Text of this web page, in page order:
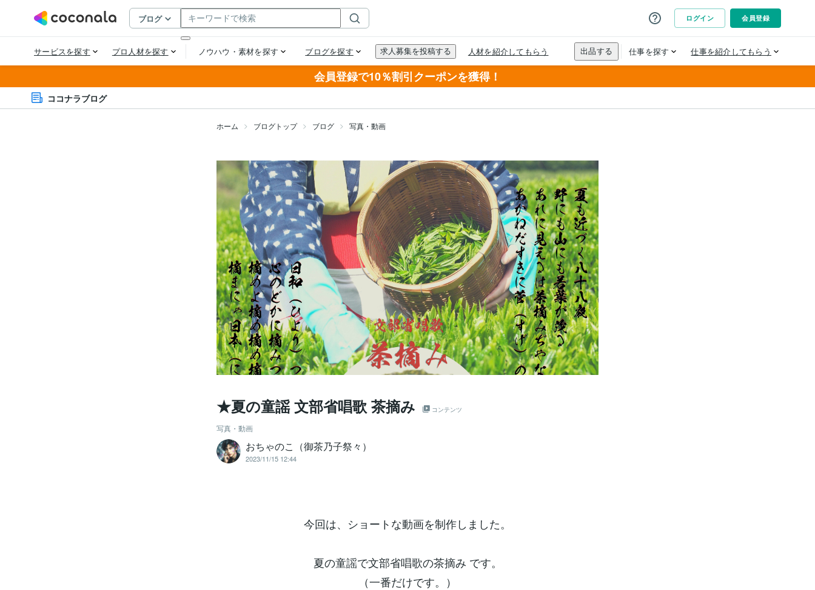
会員登録で10％割引クーポンを獲得！
ココナラブログ
ホーム ブログトップ ブログ 写真・動画
★夏の童謡 文部省唱歌 茶摘み コンテンツ
写真・動画
おちゃのこ（御茶乃子祭々）
2023/11/15 12:44
今回は、ショートな動画を制作しました。
夏の童謡で文部省唱歌の茶摘み です。
（一番だけです。）